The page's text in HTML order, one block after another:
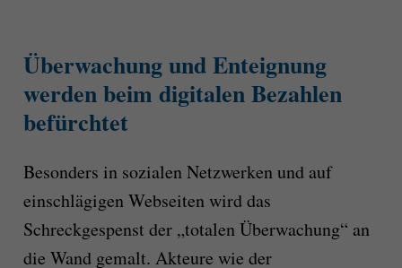
Überwachung und Enteignung
werden beim digitalen Bezahlen
befürchtet
Besonders in sozialen Netzwerken und auf
einschlägigen Webseiten wird das
Schreckgespenst der „totalen Überwachung“ an
die Wand gemalt. Akteure wie der